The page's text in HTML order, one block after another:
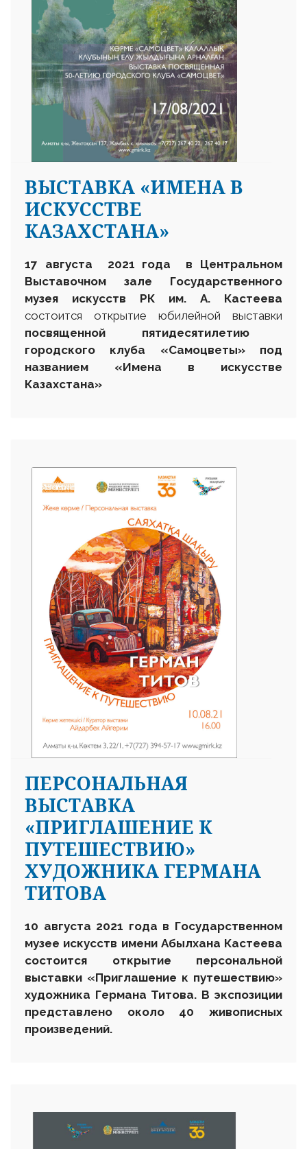
ВЫСТАВКА «ИМЕНА В
ИСКУССТВЕ
КАЗАХСТАНА»
17 августа 2021 года в Центральном
Выставочном зале Государственного
музея искусств РК им. А. Кастеева
состоится открытие юбилейной выставки
посвященной пятидесятилетию
городского клуба «Самоцветы» под
названием «Имена в искусстве
Казахстана»
ПЕРСОНАЛЬНАЯ
ВЫСТАВКА
«ПРИГЛАШЕНИЕ К
ПУТЕШЕСТВИЮ»
ХУДОЖНИКА ГЕРМАНА
ТИТОВА
10 августа 2021 года в Государственном
музее искусств имени Абылхана Кастеева
состоится открытие персональной
выставки «Приглашение к путешествию»
художника Германа Титова. В экспозиции
представлено около 40 живописных
произведений.